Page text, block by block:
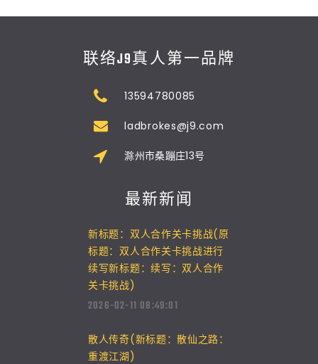
联络J9真人第一品牌
13594780085
ladbrokes@j9.com
滁州市桑蹦庄13号
最新新闻
新标题：双人合作关卡挑战(原
标题：双人合作关卡挑战进行
续写新标题：续写：双人合作
关卡挑战)
2026-02-11 08:49:01
散人传奇(新标题：散仙之路：
重渡江湖)